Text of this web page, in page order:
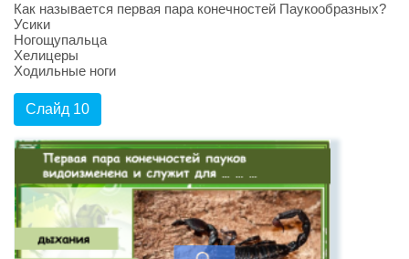
Как называется первая пара конечностей Паукообразных?
Усики
Ногощупальца
Хелицеры
Ходильные ноги
Слайд 10